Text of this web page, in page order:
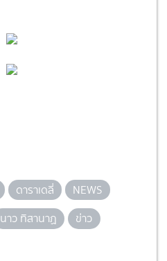
ดาราเดลี่
NEWS
นาว ทิสานาฏ
ข่าว